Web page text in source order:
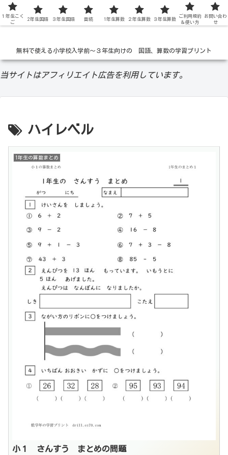
低学年の無料学習ドリル
無料で使える小学校入学前〜３年生向けの 国語、算数の学習プリント
当サイトはアフィリエイト広告を利用しています。
ハイレベル
1年生の算数まとめ
小１ さんすう まとめの問題
１年生こく
ご
2年生国語 ３年生国語 音読 1年生算数 ２年生算数 ３年生算数
ご利用規約
＆使い方
お問い合わ
せ